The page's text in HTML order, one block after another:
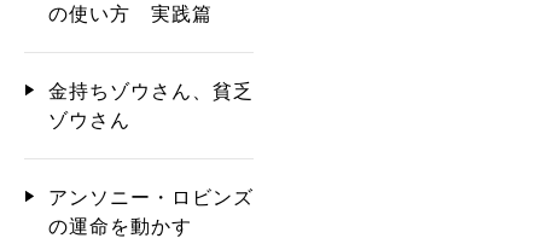
の使い方 実践篇
金持ちゾウさん、貧乏
ゾウさん
アンソニー・ロビンズ
の運命を動かす